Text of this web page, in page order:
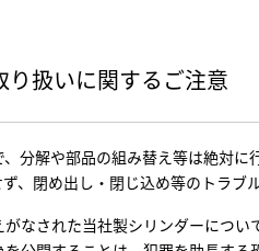
扱いに関するご注意
分解や部品の組み替え等は絶対
、閉め出し・閉じ込め等のトラブ
なされた当社製シリンダーにつ